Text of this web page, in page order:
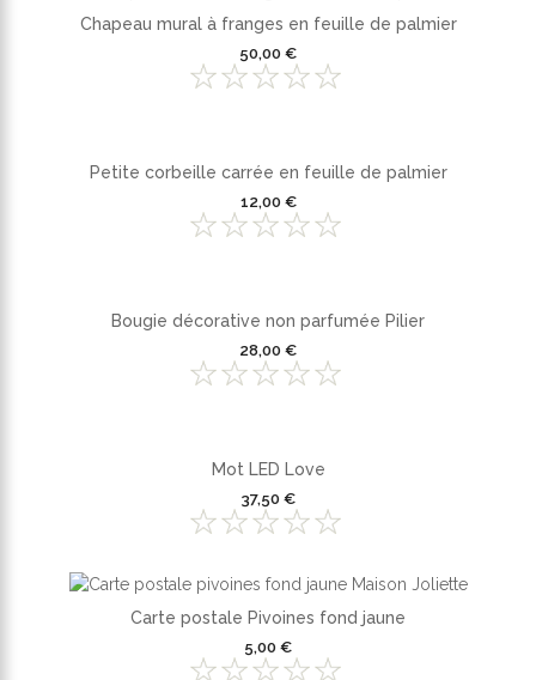
Chapeau mural à franges en feuille de palmier
50,00 €
Petite corbeille carrée en feuille de palmier
12,00 €
Bougie décorative non parfumée Pilier
28,00 €
Mot LED Love
37,50 €
Carte postale Pivoines fond jaune
5,00 €